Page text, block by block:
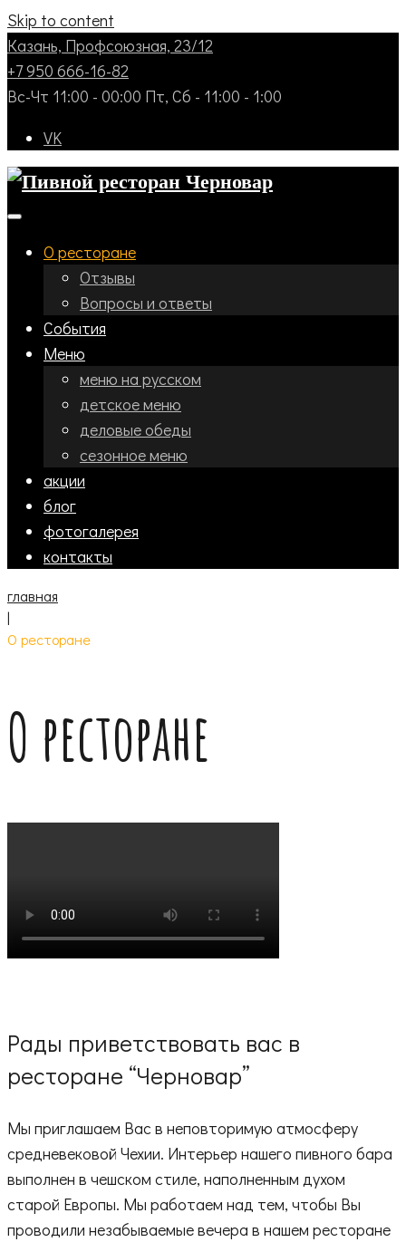
Skip to content
Казань, Профсоюзная, 23/12
+7 950 666-16-82
Вс-Чт 11:00 - 00:00 Пт, Сб - 11:00 - 1:00
VK
О ресторане
Отзывы
Вопросы и ответы
События
Меню
меню на русском
детское меню
деловые обеды
сезонное меню
акции
блог
фотогалерея
контакты
главная
|
О ресторане
О ресторане
Рады приветствовать вас в
ресторане “Черновар”
Мы приглашаем Вас в неповторимую атмосферу
средневековой Чехии. Интерьер нашего пивного бара
выполнен в чешском стиле, наполненным духом
старой Европы. Мы работаем над тем, чтобы Вы
проводили незабываемые вечера в нашем ресторане